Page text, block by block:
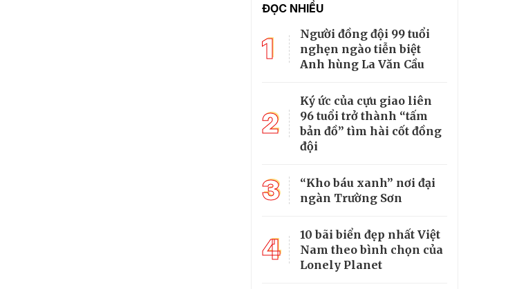
ĐỌC NHIỀU
1
Người đồng đội 99 tuổi
nghẹn ngào tiễn biệt
Anh hùng La Văn Cầu
2
Ký ức của cựu giao liên
96 tuổi trở thành “tấm
bản đồ” tìm hài cốt đồng
đội
3
“Kho báu xanh” nơi đại
ngàn Trường Sơn
4
10 bãi biển đẹp nhất Việt
Nam theo bình chọn của
Lonely Planet